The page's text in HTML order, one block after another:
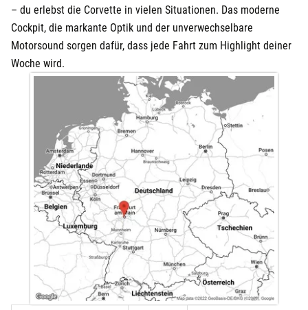
– du erlebst die Corvette in vielen Situationen. Das moderne
Cockpit, die markante Optik und der unverwechselbare
Motorsound sorgen dafür, dass jede Fahrt zum Highlight deiner
Woche wird.